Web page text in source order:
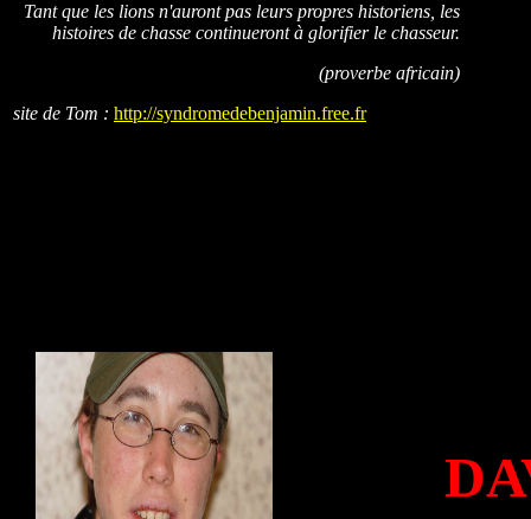
Tant que les lions n'auront pas leurs propres historiens, les
histoires de chasse continueront à glorifier le chasseur.
(proverbe africain)
site de Tom : http://syndromedebenjamin.free.fr